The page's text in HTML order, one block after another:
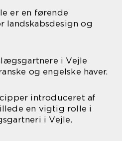
er en førende
landskabsdesign og
i Vejle
og engelske haver.
introduceret af
en vigtig rolle i
i Vejle.